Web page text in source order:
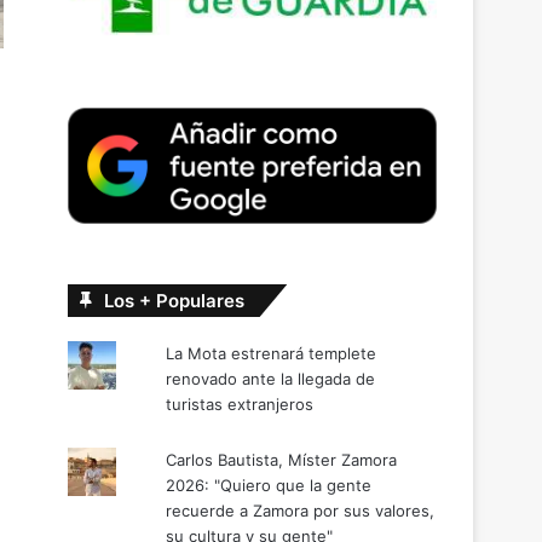
Los + Populares
La Mota estrenará templete
renovado ante la llegada de
turistas extranjeros
Carlos Bautista, Míster Zamora
2026: "Quiero que la gente
recuerde a Zamora por sus valores,
su cultura y su gente"